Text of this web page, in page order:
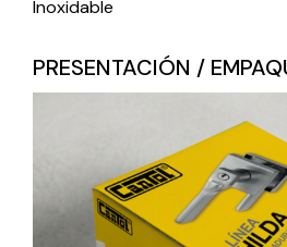
Inoxidable
PRESENTACIÓN /